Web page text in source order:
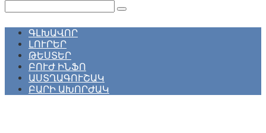
ԳԼԽԱՎՈՐ
ԼՈՒՐԵՐ
ԹԵՍՏԵՐ
ԲՈՒԺ ԻՆՖՈ
ԱՍՏՂԱԳՈՒՇԱԿ
ԲԱՐԻ ԱԽՈՐԺԱԿ